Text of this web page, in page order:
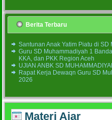
Berita Terbaru
Santunan Anak Yatim Piatu di
Guru SD Muhammadiyah 1
KKA, dan PKK Region Aceh
UJIAN ANBK SD
Rapat Kerja Dewaqn Guru SD
2026
Materi Ajar